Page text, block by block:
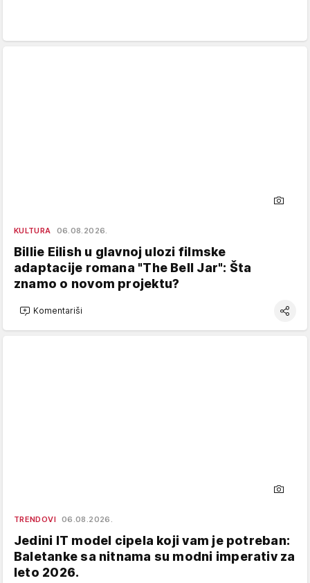
KULTURA 06.08.2026.
Billie Eilish u glavnoj ulozi filmske
adaptacije romana "The Bell Jar": Šta
znamo o novom projektu?
Komentariši
TRENDOVI 06.08.2026.
Jedini IT model cipela koji vam je potreban:
Baletanke sa nitnama su modni imperativ za
leto 2026.